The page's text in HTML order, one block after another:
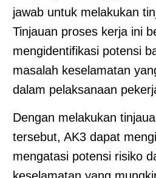
jawab untuk melakukan
Tinjauan proses kerja ini
mengidentifikasi potensi
masalah keselamatan
dalam pelaksanaan
Dengan melakukan
tersebut, AK3 dapat
mengatasi potensi risiko
keselamatan yang